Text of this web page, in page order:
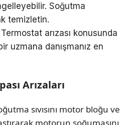
Soğutma
temizletin.
Termostat arızası konusunda
uzmana danışmanız en
Arızaları
sıvısını motor bloğu ve